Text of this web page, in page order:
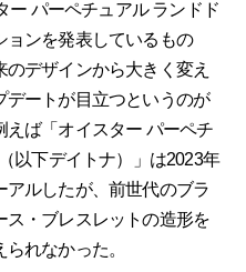
パーペチュアル ランドド
ョンを発表しているもの
デザインから大きく変え
ートが目立つというのが
えば「オイスター パーペチ
以下デイトナ）」は2023年
ルしたが、前世代のブラ
ス・ブレスレットの造形を
れなかった。